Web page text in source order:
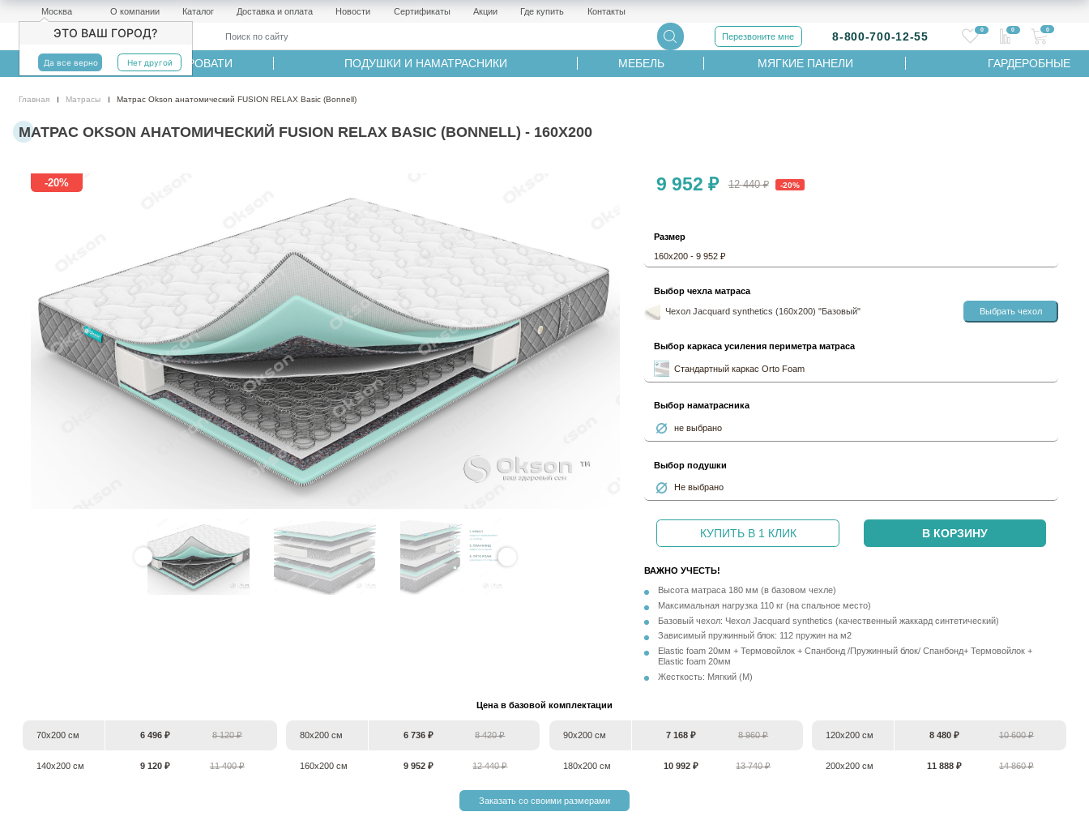
Москва
ЭТО ВАШ ГОРОД?
Да все верно Нет другой
О компании Каталог Доставка и оплата Новости Сертификаты Акции Где купить Контакты
Перезвоните мне 8-800-700-12-55
0 0 0
МАТРАСЫ КРОВАТИ ПОДУШКИ И НАМАТРАСНИКИ МЕБЕЛЬ МЯГКИЕ ПАНЕЛИ ГАРДЕРОБНЫЕ
Главная Матрасы Матрас Okson анатомический FUSION RELAX Basic (Bonnell)
МАТРАС OKSON АНАТОМИЧЕСКИЙ FUSION RELAX BASIC (BONNELL) - 160Х200
-20%
Размер
160х200 - 9 952 ₽
9 952 ₽ 12 440 ₽ -20%
Выбор чехла матраса
Чехол Jacquard synthetics (160х200) "Базовый" Выбрать чехол
Выбор каркаса усиления периметра матраса
Стандартный каркас Orto Foam
Выбор наматрасника
не выбрано
Выбор подушки
Не выбрано
КУПИТЬ В 1 КЛИК В КОРЗИНУ
ВАЖНО УЧЕСТЬ!
Высота матраса 180 мм (в базовом чехле)
Максимальная нагрузка 110 кг (на спальное место)
Базовый чехол: Чехол Jacquard synthetics (качественный жаккард синтетический)
Зависимый пружинный блок: 112 пружин на м2
Elastic foam 20мм + Термовойлок + Спанбонд /Пружинный блок/ Спанбонд+ Термовойлок +
Elastic foam 20мм
Жесткость: Мягкий (М)
Цена в базовой комплектации
70х200 см 6 496 ₽ 8 120 ₽ 80х200 см 6 736 ₽ 8 420 ₽ 90х200 см 7 168 ₽ 8 960 ₽ 120х200 см 8 480 ₽ 10 600 ₽
140х200 см 9 120 ₽ 11 400 ₽ 160х200 см 9 952 ₽ 12 440 ₽ 180х200 см 10 992 ₽ 13 740 ₽ 200х200 см 11 888 ₽ 14 860 ₽
Заказать со своими размерами